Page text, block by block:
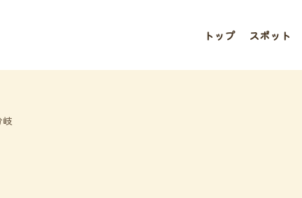
トップ スポット